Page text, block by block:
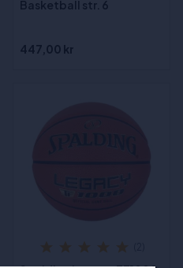
Basketball str. 6
447,00 kr